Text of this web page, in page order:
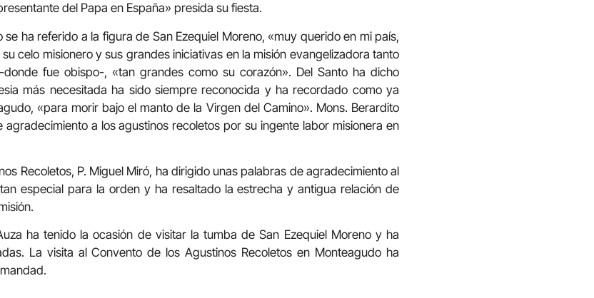
del Papa en España» presida su fiesta.
ha referido a la figura de San Ezequiel Moreno, «muy querido en mi país,
celo misionero y sus grandes iniciativas en la misión evangelizadora tanto
fue obispo-, «tan grandes como su corazón». Del Santo ha dicho
más necesitada ha sido siempre reconocida y ha recordado como ya
«para morir bajo el manto de la Virgen del Camino». Mons. Berardito
a los agustinos recoletos por su ingente labor misionera en
Recoletos, P. Miguel Miró, ha dirigido unas palabras de agradecimiento al
especial para la orden y ha resaltado la estrecha y antigua relación de
ha tenido la ocasión de visitar la tumba de San Ezequiel Moreno y ha
La visita al Convento de los Agustinos Recoletos en Monteagudo ha